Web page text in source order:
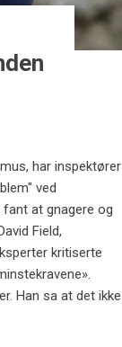
har inspektører
ved
at gnagere og
Field,
kritiserte
Han sa at det ikke